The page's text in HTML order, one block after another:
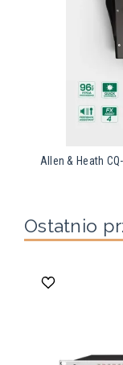
Allen & Heath
Ostatnio